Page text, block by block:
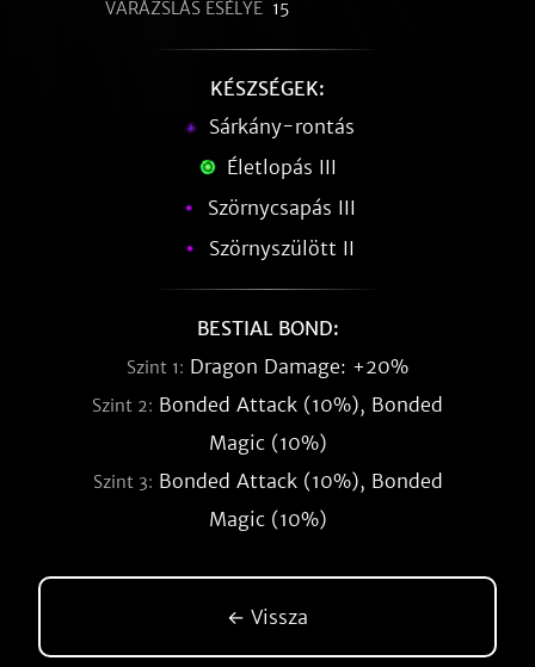
VARÁZSLÁS ESÉLYE 15
KÉSZSÉGEK:
Sárkány-rontás
Életlopás III
Szörnycsapás III
Szörnyszülött II
BESTIAL BOND:
Szint 1: Dragon Damage: +20%
Szint 2: Bonded Attack (10%), Bonded
Magic (10%)
Szint 3: Bonded Attack (10%), Bonded
Magic (10%)
← Vissza